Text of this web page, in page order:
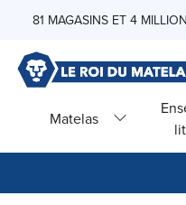
81 MAGASINS ET 4
Matelas